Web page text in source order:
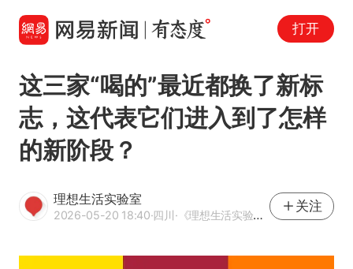
打开
这三家“喝的”最近都换了新标
志，这代表它们进入到了怎样
的新阶段？
理想生活实验室
2026-05-20 18:40·四川·《理想生活实验室》官方网易号
关注